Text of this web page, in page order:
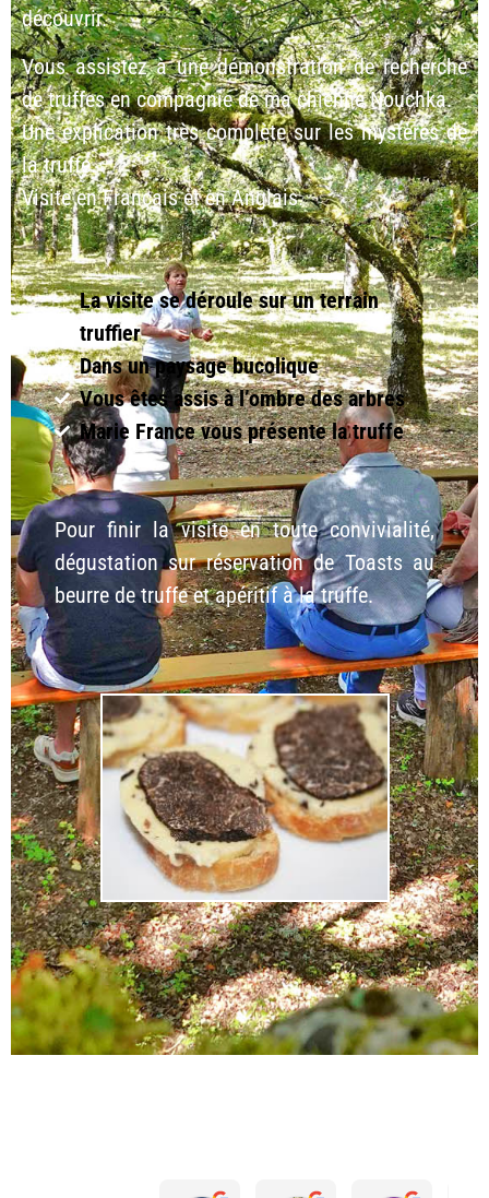
découvrir.
Vous assistez à une démonstration de recherche
de truffes en compagnie de ma chienne Nouchka.
Une explication très complète sur les mystères de
la truffe.
Visite en Français et en Anglais.
La visite se déroule sur un terrain
truffier
Dans un paysage bucolique
Vous êtes assis à l’ombre des arbres
Marie France vous présente la truffe
Pour finir la visite en toute convivialité,
dégustation sur réservation de Toasts au
beurre de truffe et apéritif à la truffe.